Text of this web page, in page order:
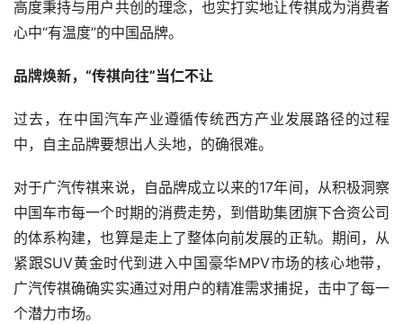
高度秉持与用户共创的理念，也实打实地让传祺成为消费者
心中“有温度”的中国品牌。
品牌焕新，“传祺向往”当仁不让
过去，在中国汽车产业遵循传统西方产业发展路径的过程
中，自主品牌要想出人头地，的确很难。
对于广汽传祺来说，自品牌成立以来的17年间，从积极洞察
中国车市每一个时期的消费走势，到借助集团旗下合资公司
的体系构建，也算是走上了整体向前发展的正轨。期间，从
紧跟SUV黄金时代到进入中国豪华MPV市场的核心地带，
广汽传祺确确实实通过对用户的精准需求捕捉，击中了每一
个潜力市场。